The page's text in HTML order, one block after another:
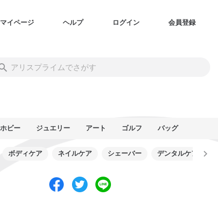
マイページ ヘルプ ログイン 会員登録
ホビー ジュエリー アート ゴルフ バッグ
ボディケア ネイルケア シェーバー デンタルケア